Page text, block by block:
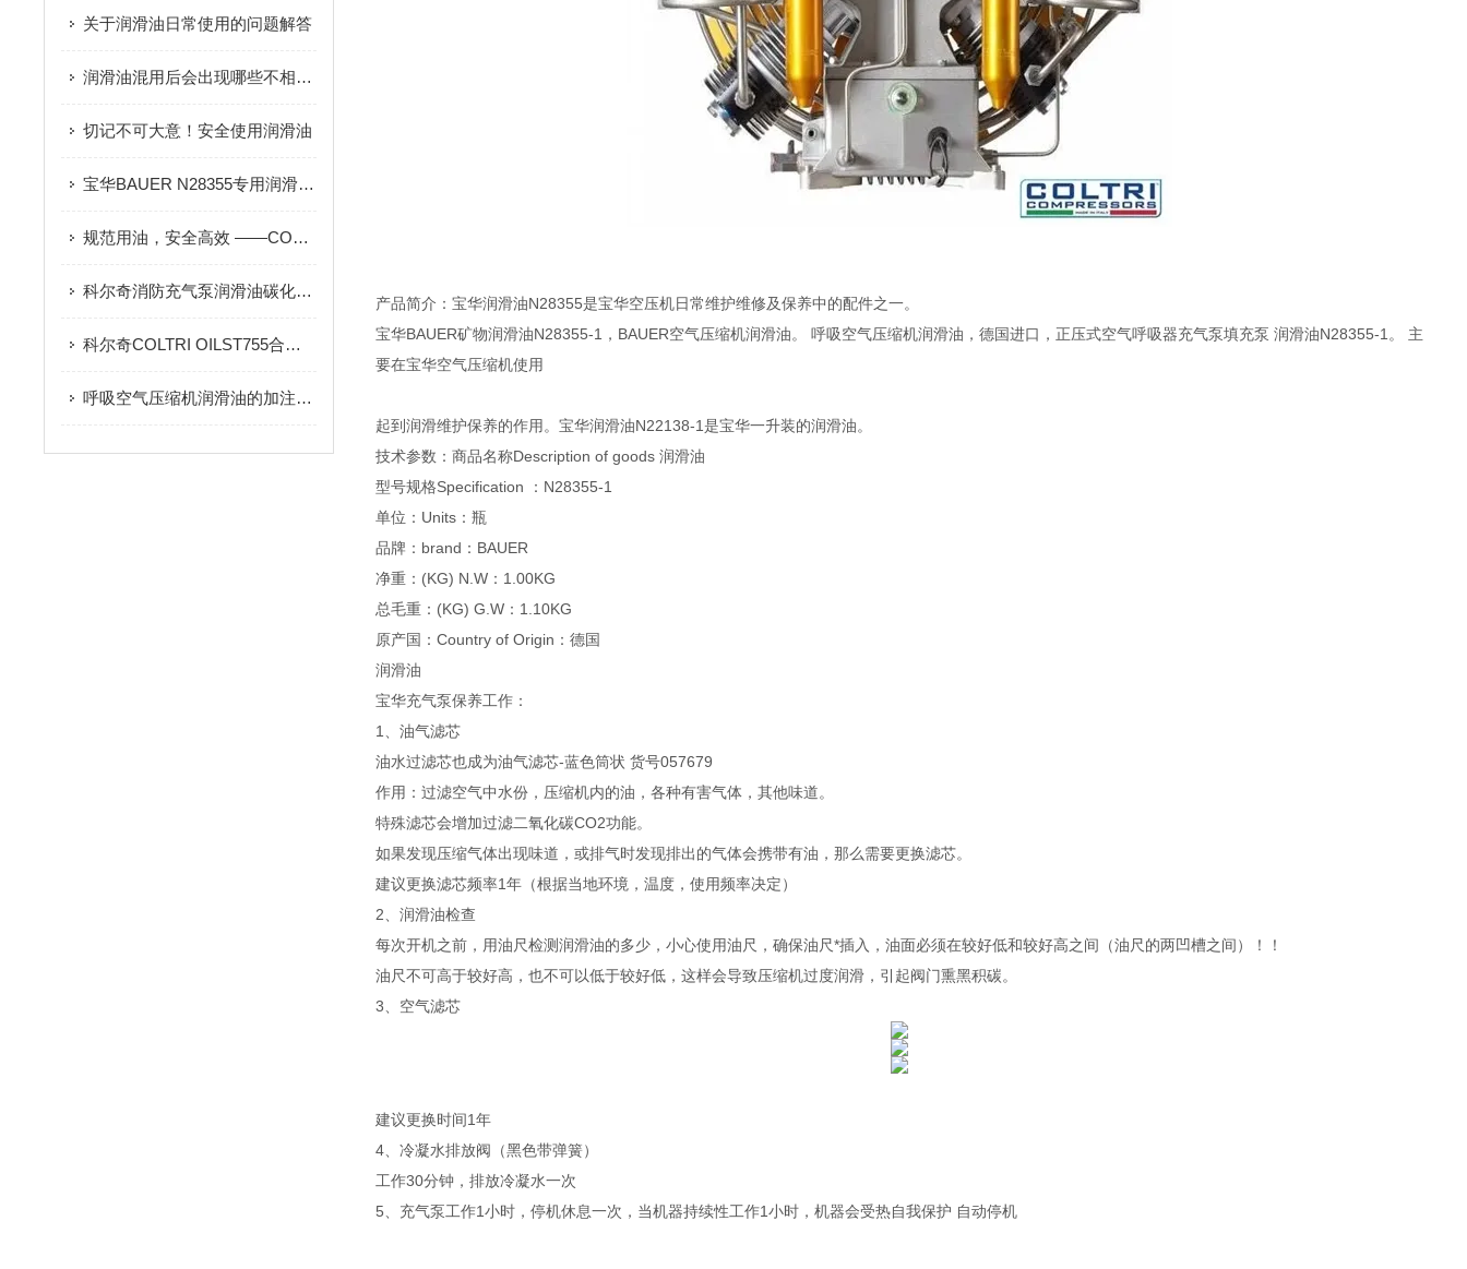
关于润滑油日常使用的问题解答
润滑油混用后会出现哪些不相容的现象？
切记不可大意！安全使用润滑油
宝华BAUER N28355专用润滑油技术规范与全场景应用要求
规范用油，安全高效 ——COLTRI ST755 润滑油在高压压缩机中的应用价值
科尔奇消防充气泵润滑油碳化原因分析及预防措施
科尔奇COLTRI OILST755合成润滑油添加事项
呼吸空气压缩机润滑油的加注方式
产品简介：宝华润滑油N28355是宝华空压机日常维护维修及保养中的配件之一。
宝华BAUER矿物润滑油N28355-1，BAUER空气压缩机润滑油。 呼吸空气压缩机润滑油，德国进口，正压式空气呼吸器充气泵填充泵 润滑油N28355-1。 主
要在宝华空气压缩机使用
起到润滑维护保养的作用。宝华润滑油N22138-1是宝华一升装的润滑油。
技术参数：商品名称Description of goods 润滑油
型号规格Specification ：N28355-1
单位：Units：瓶
品牌：brand：BAUER
净重：(KG) N.W：1.00KG
总毛重：(KG) G.W：1.10KG
原产国：Country of Origin：德国
润滑油
宝华充气泵保养工作：
1、油气滤芯
油水过滤芯也成为油气滤芯-蓝色筒状 货号057679
作用：过滤空气中水份，压缩机内的油，各种有害气体，其他味道。
特殊滤芯会增加过滤二氧化碳CO2功能。
如果发现压缩气体出现味道，或排气时发现排出的气体会携带有油，那么需要更换滤芯。
建议更换滤芯频率1年（根据当地环境，温度，使用频率决定）
2、润滑油检查
每次开机之前，用油尺检测润滑油的多少，小心使用油尺，确保油尺*插入，油面必须在较好低和较好高之间（油尺的两凹槽之间）！！
油尺不可高于较好高，也不可以低于较好低，这样会导致压缩机过度润滑，引起阀门熏黑积碳。
3、空气滤芯
建议更换时间1年
4、冷凝水排放阀（黑色带弹簧）
工作30分钟，排放冷凝水一次
5、充气泵工作1小时，停机休息一次，当机器持续性工作1小时，机器会受热自我保护 自动停机